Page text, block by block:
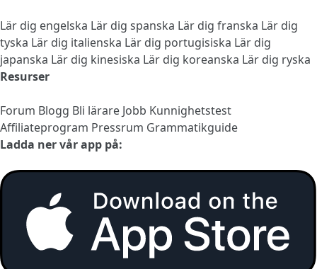
Lär dig engelska Lär dig spanska Lär dig franska Lär dig
tyska Lär dig italienska Lär dig portugisiska Lär dig
japanska Lär dig kinesiska Lär dig koreanska Lär dig ryska
Resurser
Forum Blogg Bli lärare Jobb Kunnighetstest
Affiliateprogram Pressrum Grammatikguide
Ladda ner vår app på: